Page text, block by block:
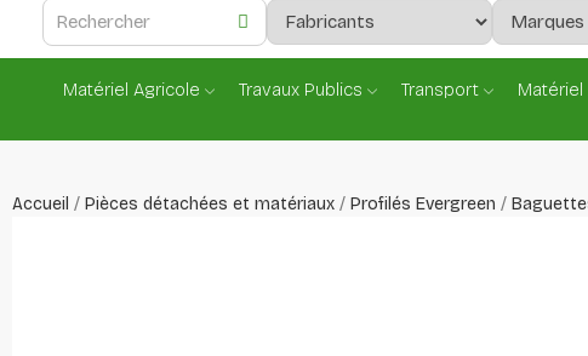
Matériel Agricole Travaux Publics Transport Matériel
Accueil Pièces détachées et matériaux Profilés Evergreen